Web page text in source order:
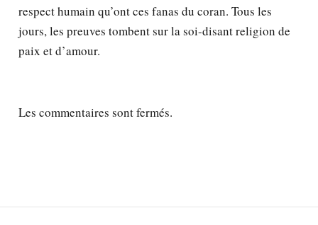
respect humain qu’ont ces fanas du coran. Tous les
jours, les preuves tombent sur la soi-disant religion de
paix et d’amour.
Les commentaires sont fermés.